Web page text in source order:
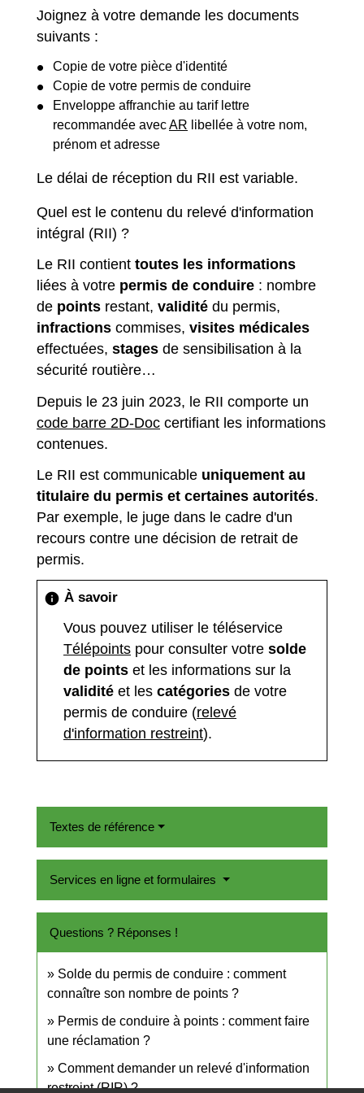
Joignez à votre demande les documents
suivants :
Copie de votre pièce d'identité
Copie de votre permis de conduire
Enveloppe affranchie au tarif lettre
recommandée avecAR libellée à votre nom,
prénom et adresse
Le délai de réception du RII est variable.
Quel est le contenu du relevé d'information
intégral (RII) ?
Le RII contient toutes les informations
liées à votre permis de conduire : nombre
de points restant, validité du permis,
infractions commises, visites médicales
effectuées, stages de sensibilisation à la
sécurité routière…
Depuis le 23 juin 2023, le RII comporte un
code barre 2D-Doc certifiant les informations
contenues.
Le RII est communicable uniquement au
titulaire du permis et certaines autorités.
Par exemple, le juge dans le cadre d'un
recours contre une décision de retrait de
permis.
info À savoir
Vous pouvez utiliser le téléservice
Télépoints pour consulter votre solde
de points et les informations sur la
validité et les catégories de votre
permis de conduire (relevé
d'information restreint).
Textes de référence
Services en ligne et formulaires
Questions ? Réponses !
Solde du permis de conduire : comment
connaître son nombre de points ?
Permis de conduire à points : comment faire
une réclamation ?
Comment demander un relevé d'information
restreint (RIR) ?